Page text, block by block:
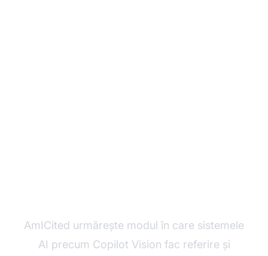
AmICited urmărește modul în care sistemele
AI precum Copilot Vision fac referire și